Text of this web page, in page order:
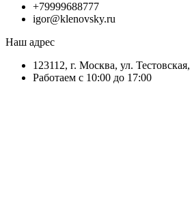
+79999688777
igor@klenovsky.ru
Наш адрес
123112, г. Москва, ул.
Работаем с 10:00 до 17:00